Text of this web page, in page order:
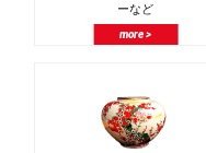
ーなど
more >